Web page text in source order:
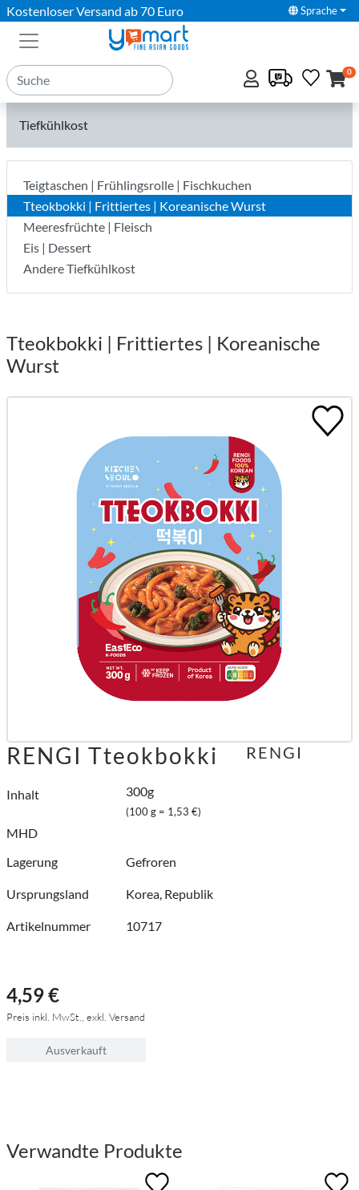
Kostenloser Versand ab 70 Euro Sprache
0
Tiefkühlkost
Teigtaschen | Frühlingsrolle | Fischkuchen
Tteokbokki | Frittiertes | Koreanische Wurst
Meeresfrüchte | Fleisch
Eis | Dessert
Andere Tiefkühlkost
Tteokbokki | Frittiertes | Koreanische
Wurst
RENGI Tteokbokki
Inhalt 300g
(100 g = 1,53 €)
MHD
Lagerung
Gefroren
Ursprungsland Korea, Republik
Artikelnummer 10717
RENGI
4,59 €
Preis inkl. MwSt., exkl. Versand
Ausverkauft
Verwandte Produkte